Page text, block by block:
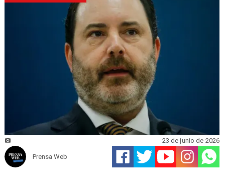
Prensa Web
23 de junio de 2026